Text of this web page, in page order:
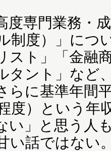
専門業務・
制度）」につ
スト」「金融
タント」など
らに基準年間
度）という年
い」と思う人
い話ではない